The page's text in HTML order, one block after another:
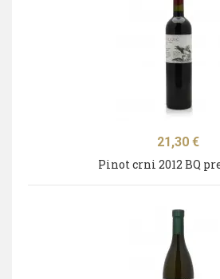
Cijena
21,30 €
Pinot crni 2012 BQ